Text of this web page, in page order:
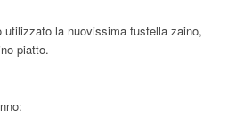
utilizzato la nuovissima fustella zaino,
piatto.